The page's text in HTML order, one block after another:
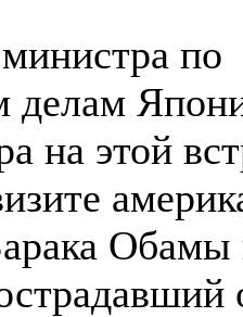
по
делам
на этой
Обамы